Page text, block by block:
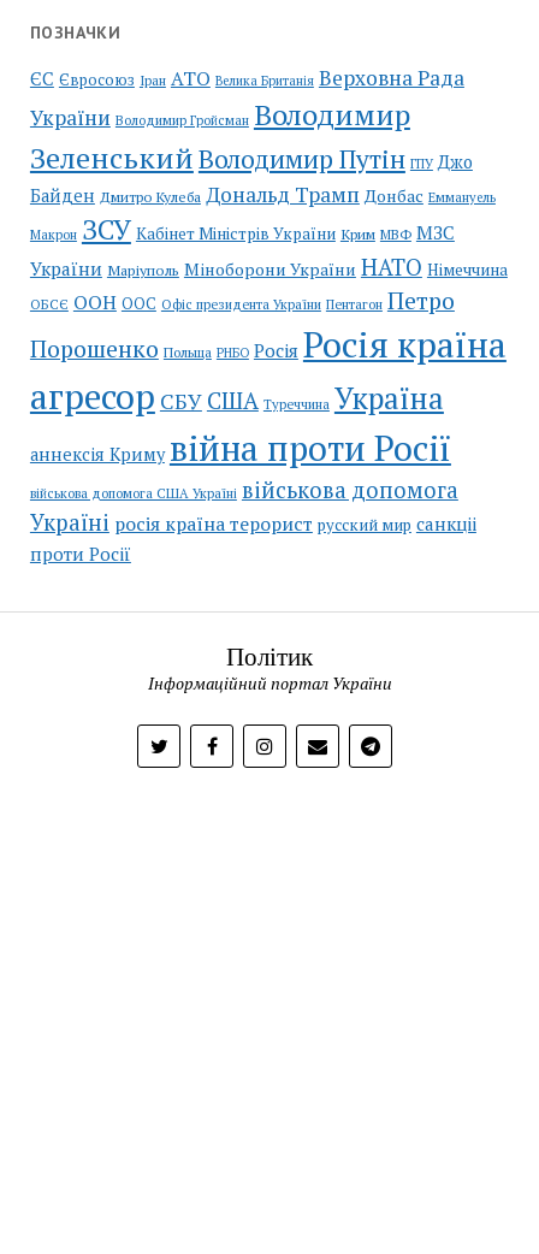
ПОЗНАЧКИ
ЄС Євросоюз Іран АТО Велика Британія Верховна Рада
України Володимир Гройсман Володимир
ЗеленськийВолодимир Путін ГПУ Джо
Байден Дмитро Кулеба Дональд Трамп Донбас Еммануель
Макрон ЗСУ Кабінет Міністрів України Крим МВФ МЗС
України Маріуполь Міноборони України НАТО Німеччина
ОБСЄ ООН ООС Офіс президента України Пентагон Петро
Порошенко Польща РНБО Росія Росія країна
агресор СБУ США Туреччина Україна
аннексія Криму війна проти Росії
військова допомога США Україні військова допомога
Україні росія країна терорист русский мир санкціі
проти Росії
Політик
Інформаційний портал України